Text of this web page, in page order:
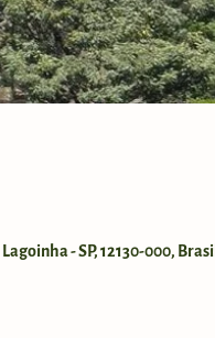
- SP, 12130-000, Brasil